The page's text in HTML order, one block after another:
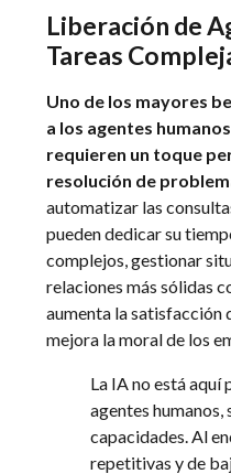
Liberación de
Tareas
Uno de los mayores
a los agentes
requieren un toque
resolución de
automatizar las
pueden dedicar su
complejos, gestionar
relaciones más sólidas
aumenta la satisfacción
mejora la moral de los
La IA no está aquí
agentes humanos,
capacidades. Al
repetitivas y de